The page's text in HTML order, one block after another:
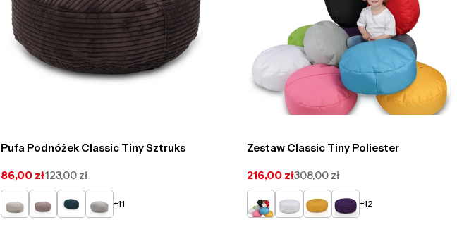
Pufa Podnóżek Classic Tiny Sztruks
Cena
promocyjna
86,00 zł
Cena
regularna
123,00 zł
Pudrowy
róż
Turkusowy +11
Zestaw Classic Tiny Poliester
Cena
promocyjna
216,00 zł
Cena
regularna
308,00 zł
ZielonyBiały Żółty Fioletowy
+12